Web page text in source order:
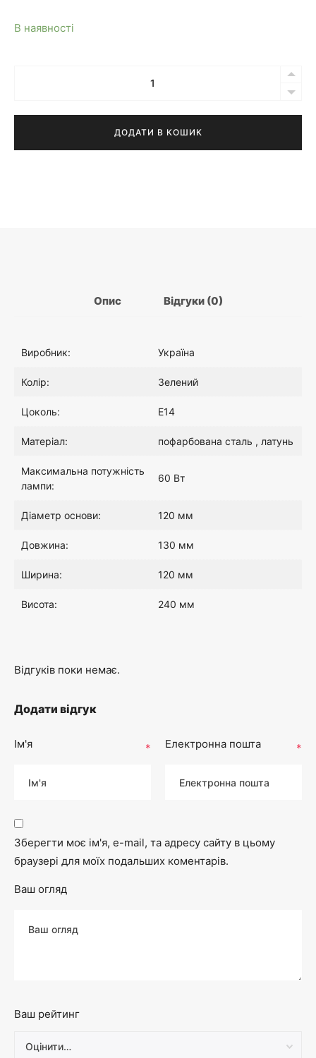
В наявності
з
ДОДАТИ В КОШИК
Опис Відгуки (0)
Виробник: Україна
Колір: Зелений
Цоколь: E14
Матеріал: пофарбована сталь , латунь
Максимальна потужність
лампи:
60 Вт
Діаметр основи: 120 мм
Довжина: 130 мм
Ширина: 120 мм
Висота: 240 мм
Відгуків поки немає.
Додати відгук
Ім'я * Електронна пошта *
Зберегти моє ім'я, e-mail, та адресу сайту в цьому
браузері для моїх подальших коментарів.
Ваш огляд
Ваш рейтинг